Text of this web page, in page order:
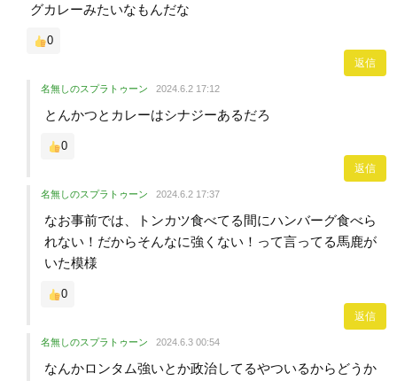
グカレーみたいなもんだな
0
返信
名無しのスプラトゥーン 2024.6.2 17:12
とんかつとカレーはシナジーあるだろ
0
返信
名無しのスプラトゥーン 2024.6.2 17:37
なお事前では、トンカツ食べてる間にハンバーグ食べら
れない！だからそんなに強くない！って言ってる馬鹿が
いた模様
0
返信
名無しのスプラトゥーン 2024.6.3 00:54
なんかロンタム強いとか政治してるやついるからどうか